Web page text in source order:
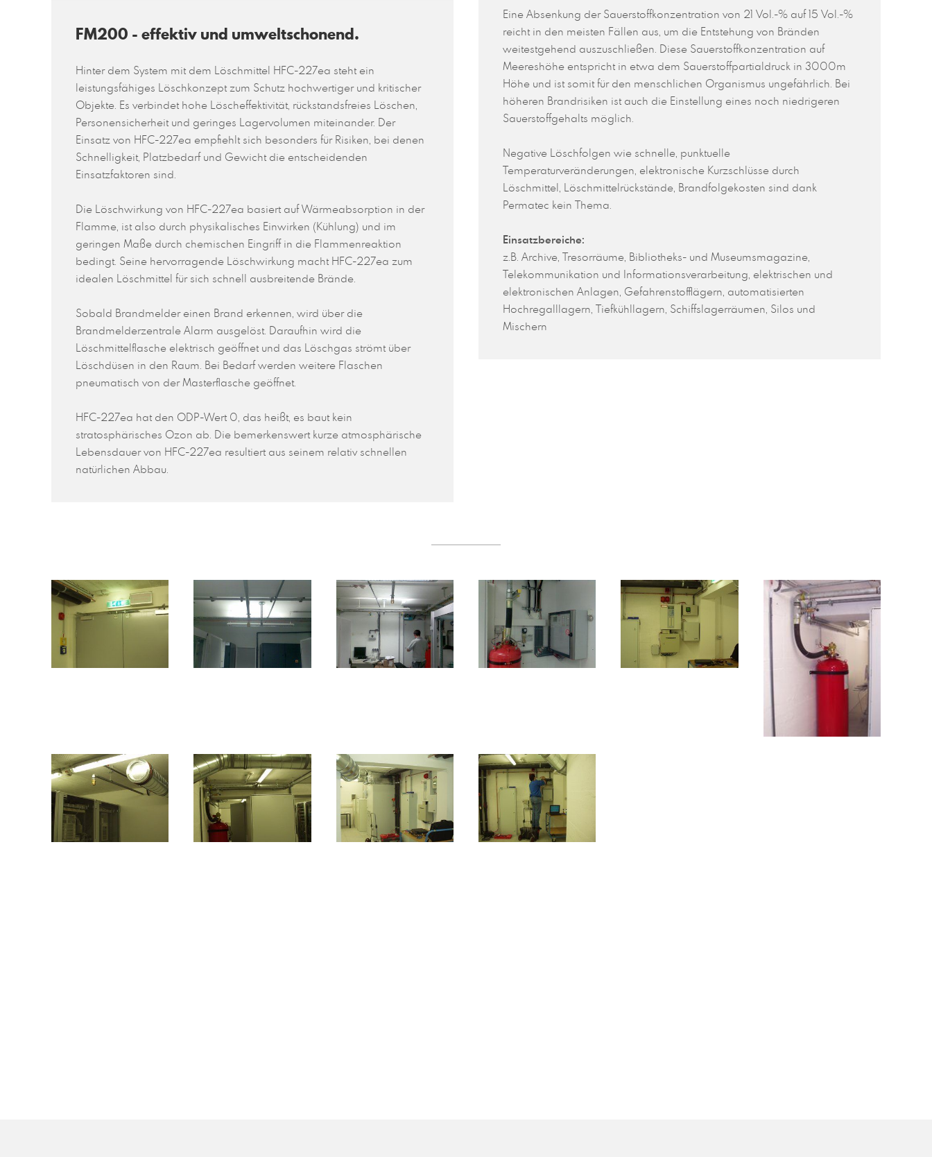
FM200 - effektiv und umweltschonend.
Hinter dem System mit dem Löschmittel HFC-227ea steht ein
leistungsfähiges Löschkonzept zum Schutz hochwertiger und kritischer
Objekte. Es verbindet hohe Löscheffektivität, rückstandsfreies Löschen,
Personensicherheit und geringes Lagervolumen miteinander. Der
Einsatz von HFC-227ea empfiehlt sich besonders für Risiken, bei denen
Schnelligkeit, Platzbedarf und Gewicht die entscheidenden
Einsatzfaktoren sind.
Die Löschwirkung von HFC-227ea basiert auf Wärmeabsorption in der
Flamme, ist also durch physikalisches Einwirken (Kühlung) und im
geringen Maße durch chemischen Eingriff in die Flammenreaktion
bedingt. Seine hervorragende Löschwirkung macht HFC-227ea zum
idealen Löschmittel für sich schnell ausbreitende Brände.
Sobald Brandmelder einen Brand erkennen, wird über die
Brandmelderzentrale Alarm ausgelöst. Daraufhin wird die
Löschmittelflasche elektrisch geöffnet und das Löschgas strömt über
Löschdüsen in den Raum. Bei Bedarf werden weitere Flaschen
pneumatisch von der Masterflasche geöffnet.
HFC-227ea hat den ODP-Wert 0, das heißt, es baut kein
stratosphärisches Ozon ab. Die bemerkenswert kurze atmosphärische
Lebensdauer von HFC-227ea resultiert aus seinem relativ schnellen
natürlichen Abbau.
Eine Absenkung der Sauerstoffkonzentration von 21 Vol.-% auf 15 Vol.-%
reicht in den meisten Fällen aus, um die Entstehung von Bränden
weitestgehend auszuschließen. Diese Sauerstoffkonzentration auf
Meereshöhe entspricht in etwa dem Sauerstoffpartialdruck in 3000m
Höhe und ist somit für den menschlichen Organismus ungefährlich. Bei
höheren Brandrisiken ist auch die Einstellung eines noch niedrigeren
Sauerstoffgehalts möglich.
Negative Löschfolgen wie schnelle, punktuelle
Temperaturveränderungen, elektronische Kurzschlüsse durch
Löschmittel, Löschmittelrückstände, Brandfolgekosten sind dank
Permatec kein Thema.
Einsatzbereiche:
z.B. Archive, Tresorräume, Bibliotheks- und Museumsmagazine,
Telekommunikation und Informationsverarbeitung, elektrischen und
elektronischen Anlagen, Gefahrenstofflägern, automatisierten
Hochregalllagern, Tiefkühllagern, Schiffslagerräumen, Silos und
Mischern